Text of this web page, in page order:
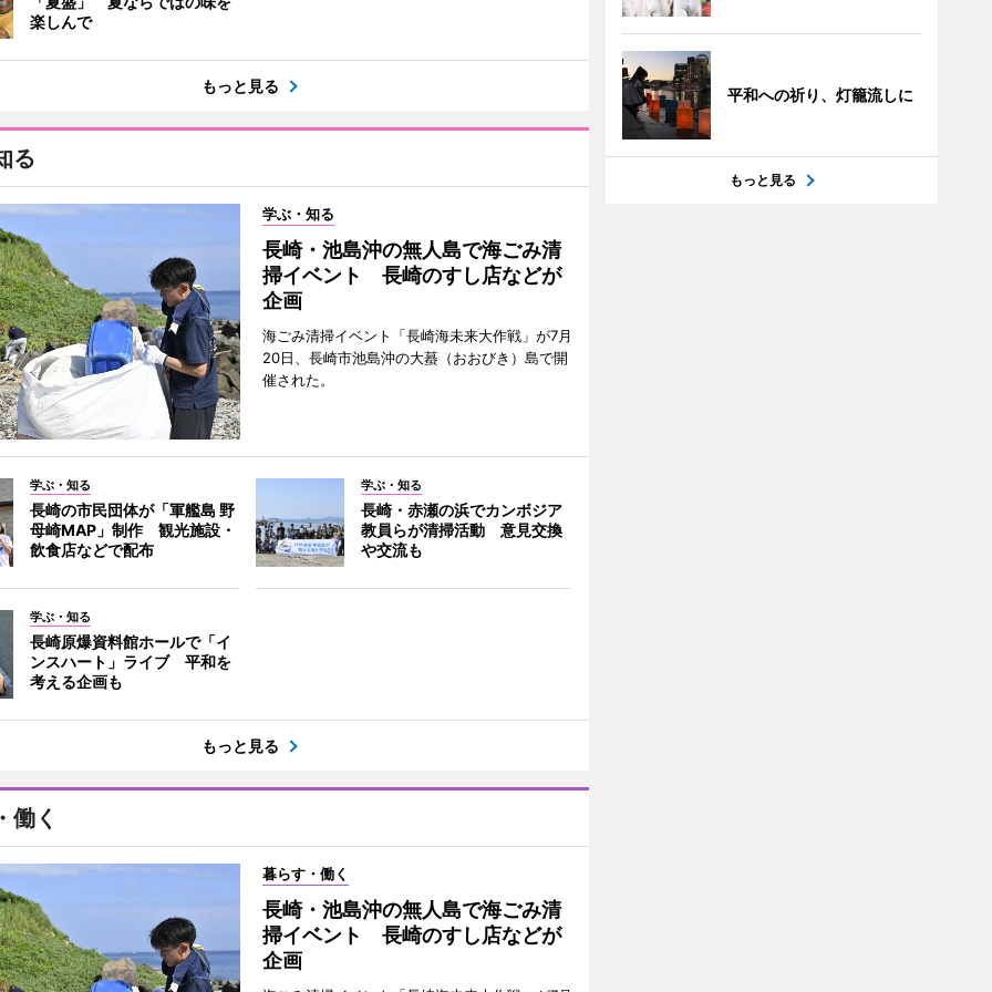
楽しんで
もっと見る
る
学ぶ・知る
長崎・池島沖の無人島で海ごみ清
掃イベント 長崎のすし店などが
企画
海ごみ清掃イベント「長崎海未来大作戦」が7月
20日、長崎市池島沖の大蟇（おおびき）島で開
催された。
学ぶ・知る
長崎の市民団体が「軍艦島 野
母崎MAP」制作 観光施設・
飲食店などで配布
学ぶ・知る
長崎・赤瀬の浜でカンボジア
教員らが清掃活動 意見交換
や交流も
学ぶ・知る
長崎原爆資料館ホールで「イ
ンスハート」ライブ 平和を
考える企画も
もっと見る
働く
暮らす・働く
長崎・池島沖の無人島で海ごみ清
掃イベント 長崎のすし店などが
企画
平和への祈り、灯籠流しに
もっと見る